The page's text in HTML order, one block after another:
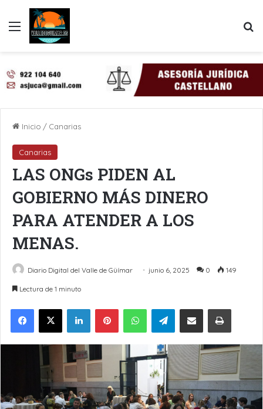
Menú
Inicio / Canarias
Canarias
LAS ONGs PIDEN AL
GOBIERNO MÁS DINERO
PARA ATENDER A LOS
MENAS.
Diario Digital del Valle de Güímar junio 6, 2025 0 149
Lectura de 1 minuto
LinkedInPinterestWhatsAppTelegramCompartir por Email Imprimir